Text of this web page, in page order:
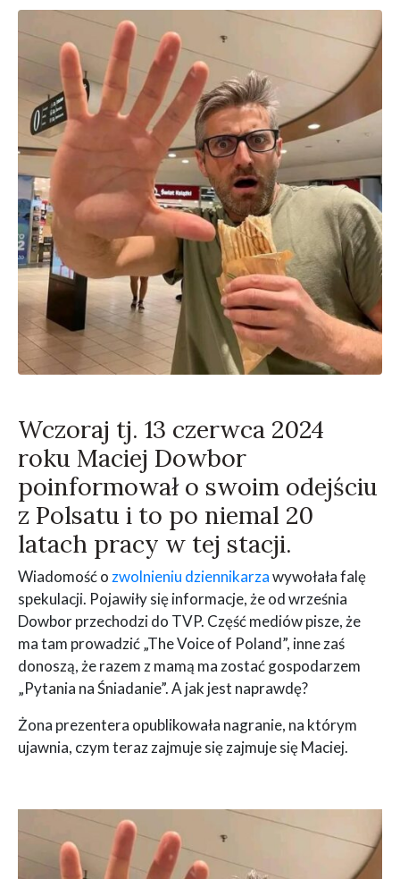
Wczoraj tj. 13 czerwca 2024
roku Maciej Dowbor
poinformował o swoim odejściu
z Polsatu i to po niemal 20
latach pracy w tej stacji.
Wiadomość o zwolnieniu dziennikarzawywołała falę
spekulacji. Pojawiły się informacje, że od września
Dowbor przechodzi do TVP. Część mediów pisze, że
ma tam prowadzić „The Voice of Poland”, inne zaś
donoszą, że razem z mamą ma zostać gospodarzem
„Pytania na Śniadanie”. A jak jest naprawdę?
Żona prezentera opublikowała nagranie, na którym
ujawnia, czym teraz zajmuje się zajmuje się Maciej.